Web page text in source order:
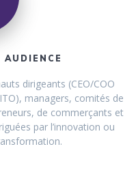
AUDIENCE
dirigeants (CEO/COO
managers, comités de
de commerçants et
par l’innovation ou